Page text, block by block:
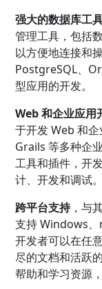
强大的数据库工
管理工具，包括
以方便地连接和
PostgreSQL、
型应用的开发。
Web 和企业应用
于开发 Web 和企
Grails 等多种企
工具和插件，开
计、开发和调试。
跨平台支持，与
支持 Windows、
开发者可以在任
尽的文档和活跃
帮助和学习资源